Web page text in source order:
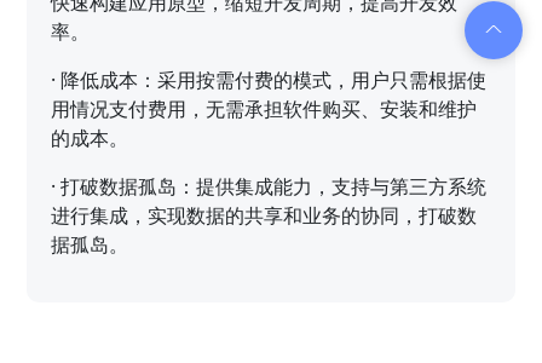
率。
·降低成本：采用按需付费的模式，用户只需根据使
用情况支付费用，无需承担软件购买、安装和维护
的成本。
·打破数据孤岛：提供集成能力，支持与第三方系统
进行集成，实现数据的共享和业务的协同，打破数
据孤岛。